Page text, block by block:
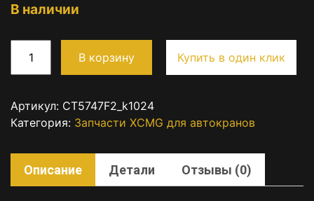
В наличии
В корзину Купить в один клик
Артикул: CT5747F2_k1024
Категория: Запчасти XCMG для автокранов
Описание Детали Отзывы (0)